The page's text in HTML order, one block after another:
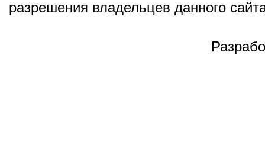
разрешения владельцев данного